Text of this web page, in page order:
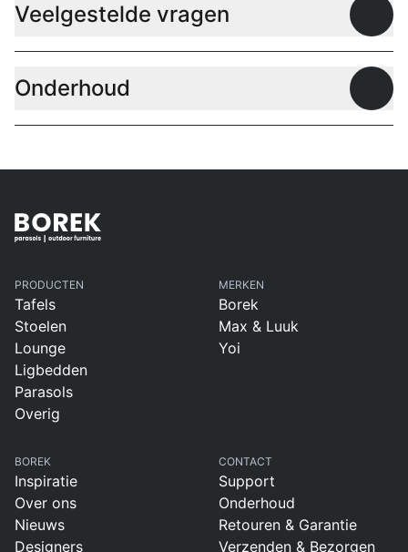
Veelgestelde vragen
Onderhoud
PRODUCTEN
Tafels
Stoelen
Lounge
Ligbedden
Parasols
Overig
MERKEN
Borek
Max & Luuk
Yoi
BOREK
Inspiratie
Over ons
Nieuws
Designers
CONTACT
Support
Onderhoud
Retouren & Garantie
Verzenden & Bezorgen